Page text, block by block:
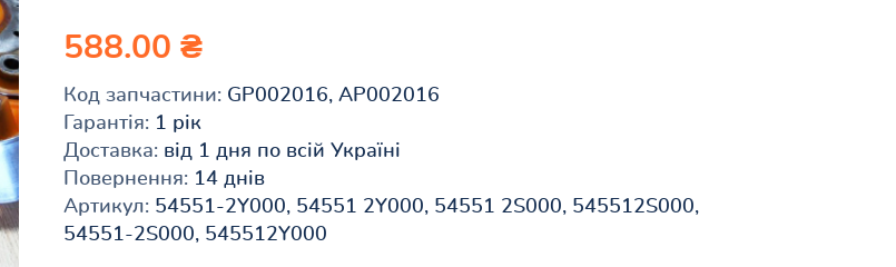
588.00 ₴
Код запчастини: GP002016, AP002016
Гарантія: 1 рік
Доставка: від 1 дня по всій Україні
Повернення: 14 днів
Артикул: 54551-2Y000, 54551 2Y000, 54551 2S000, 545512S000,
54551-2S000, 545512Y000